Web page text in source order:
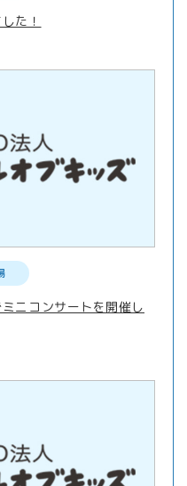
た！
ニコンサートを開催し